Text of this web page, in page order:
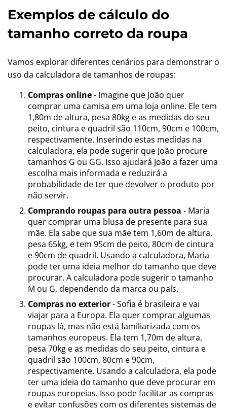
Exemplos de cálculo do
tamanho correto da roupa
Vamos explorar diferentes cenários para demonstrar o
uso da calculadora de tamanhos de roupas:
Compras online- Imagine que João quer
comprar uma camisa em uma loja online. Ele tem
1,80m de altura, pesa 80kg e as medidas do seu
peito, cintura e quadril são 110cm, 90cm e 100cm,
respectivamente. Inserindo estas medidas na
calculadora, ela pode sugerir que João procure
tamanhos G ou GG. Isso ajudará João a fazer uma
escolha mais informada e reduzirá a
probabilidade de ter que devolver o produto por
não servir.
Comprando roupas para outra pessoa - Maria
quer comprar uma blusa de presente para sua
mãe. Ela sabe que sua mãe tem 1,60m de altura,
pesa 65kg, e tem 95cm de peito, 80cm de cintura
e 90cm de quadril. Usando a calculadora, Maria
pode ter uma ideia melhor do tamanho que deve
procurar. A calculadora pode sugerir o tamanho
M ou G, dependendo da marca ou país.
Compras no exterior- Sofia é brasileira e vai
viajar para a Europa. Ela quer comprar algumas
roupas lá, mas não está familiarizada com os
tamanhos europeus. Ela tem 1,70m de altura,
pesa 70kg e as medidas do seu peito, cintura e
quadril são 100cm, 80cm e 90cm,
respectivamente. Usando a calculadora, ela pode
ter uma ideia do tamanho que deve procurar em
roupas europeias. Isso pode facilitar as compras
e evitar confusões com os diferentes sistemas de